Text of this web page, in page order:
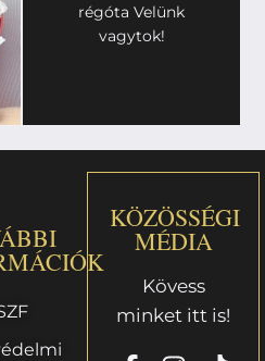
régóta Velünk
vagytok!
KÖZÖSSÉGI
MÉDIA
Kövess
minket itt is!